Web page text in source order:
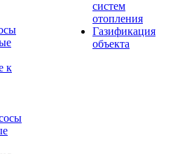
к
систем
отопления
Газификация
объекта